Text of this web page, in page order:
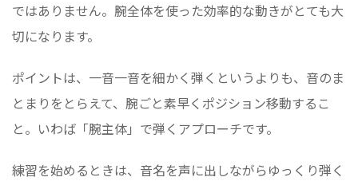
ではありません。腕全体を使った効率的な動きがとても大
切になります。
ポイントは、一音一音を細かく弾くというよりも、音のま
とまりをとらえて、腕ごと素早くポジション移動するこ
と。いわば「腕主体」で弾くアプローチです。
練習を始めるときは、音名を声に出しながらゆっくり弾く